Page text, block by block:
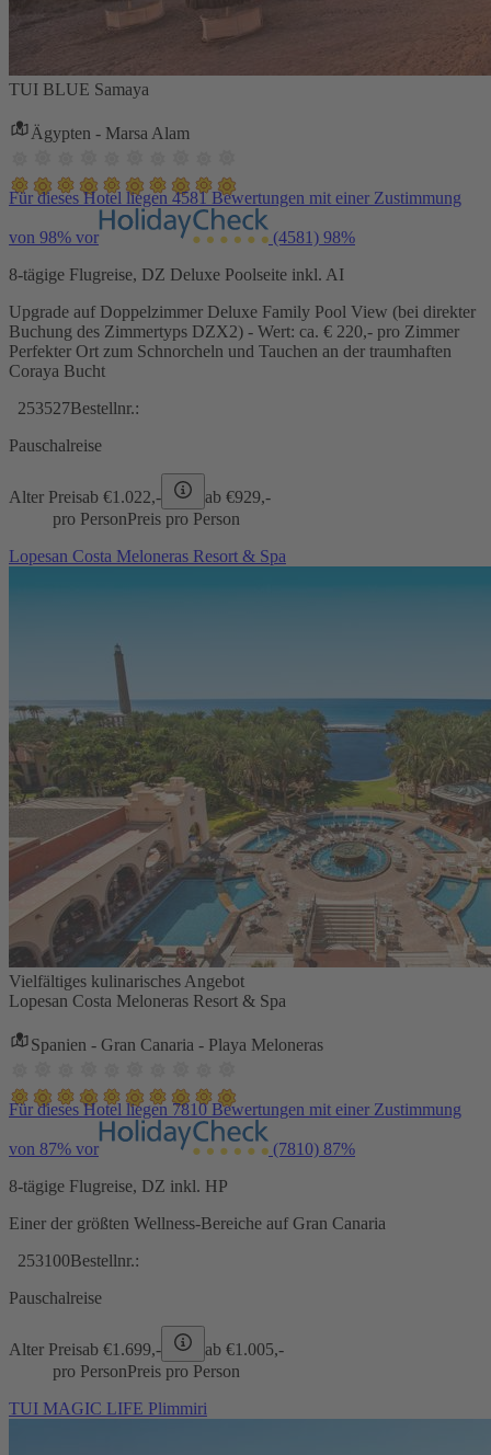
TUI BLUE Samaya
Ägypten - Marsa Alam
Für dieses Hotel liegen 4581 Bewertungen mit einer Zustimmung
von 98% vor (4581) 98%
8-tägige Flugreise, DZ Deluxe Poolseite inkl. AI
Upgrade auf Doppelzimmer Deluxe Family Pool View (bei direkter
Buchung des Zimmertyps DZX2) - Wert: ca. € 220,- pro Zimmer
Perfekter Ort zum Schnorcheln und Tauchen an der traumhaften
Coraya Bucht
253527Bestellnr.:
Pauschalreise
Alter Preisab €1.022,- ab €929,-
pro PersonPreis pro Person
Lopesan Costa Meloneras Resort & Spa
Vielfältiges kulinarisches Angebot
Lopesan Costa Meloneras Resort & Spa
Spanien - Gran Canaria - Playa Meloneras
Für dieses Hotel liegen 7810 Bewertungen mit einer Zustimmung
von 87% vor (7810) 87%
8-tägige Flugreise, DZ inkl. HP
Einer der größten Wellness-Bereiche auf Gran Canaria
253100Bestellnr.:
Pauschalreise
Alter Preisab €1.699,- ab €1.005,-
pro PersonPreis pro Person
TUI MAGIC LIFE Plimmiri